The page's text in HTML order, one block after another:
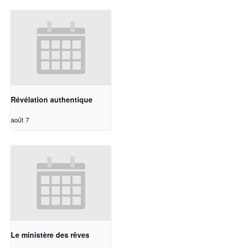
Révélation authentique
août 7
Le ministère des rêves